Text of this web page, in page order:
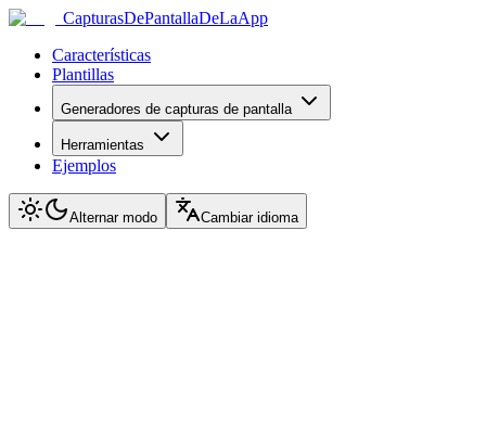
CapturasDePantallaDeLaApp
Características
Plantillas
Generadores de capturas de pantalla
Herramientas
Ejemplos
Alternar modo Cambiar idioma